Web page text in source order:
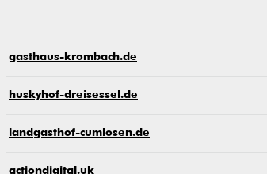
gasthaus-krombach.de
huskyhof-dreisessel.de
landgasthof-cumlosen.de
actiondigital.uk